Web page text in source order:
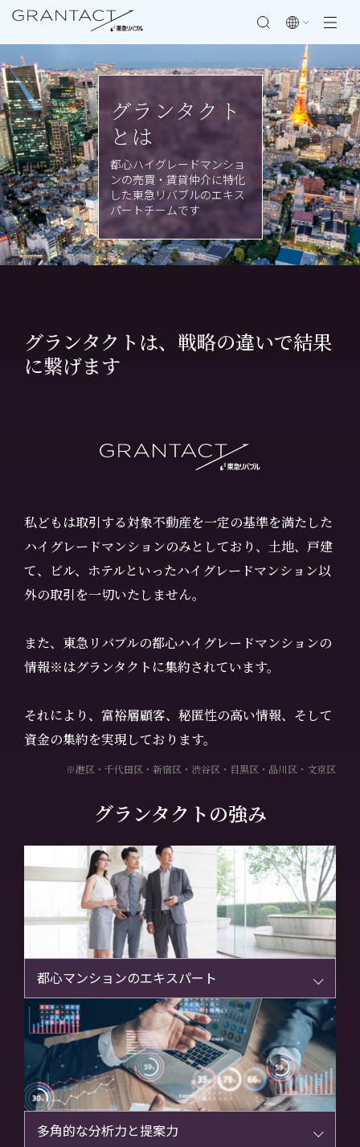
閉じる
グランタクト
とは
都心ハイグレードマンショ
ンの売買・賃貸仲介に特化
した東急リバブルのエキス
パートチームです
グランタクトは、戦略の違いで結果
に繋げます
私どもは取引する対象不動産を一定の基準を満たした
ハイグレードマンションのみとしており、土地、戸建
て、ビル、ホテルといったハイグレードマンション以
外の取引を一切いたしません。
また、東急リバブルの都心ハイグレードマンションの
情報※はグランタクトに集約されています。
それにより、富裕層顧客、秘匿性の高い情報、そして
資金の集約を実現しております。
※港区・千代田区・新宿区・渋谷区・目黒区・品川区・文京区
グランタクトの強み
都心マンションのエキスパート
多角的な分析力と提案力